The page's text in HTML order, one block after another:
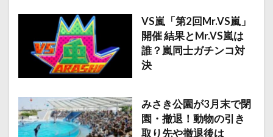
VS嵐「第2回Mr.VS嵐」
開催 結果とMr.VS嵐は
誰？嵐同士ガチンコ対
決
みさき公園が3月末で閉
園・撤退！動物の引き
取り先や撤退後は